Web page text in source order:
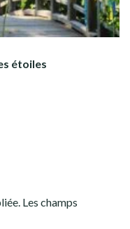
étoiles
Les champs